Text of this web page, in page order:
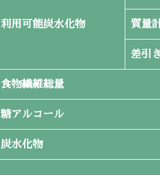
利用可能炭水化物 質量
差引
食物繊維総量
糖アルコール
炭水化物